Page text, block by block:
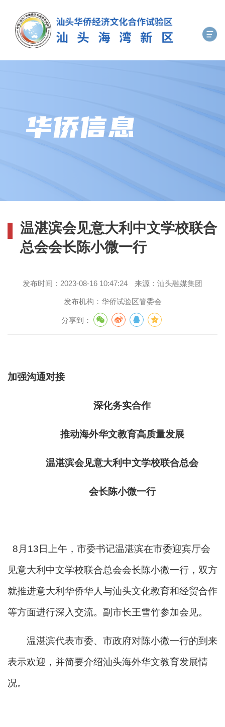
温湛滨会见意大利中文学校联合
总会会长陈小微一行
发布时间： 2023-08-16 10:47:24 来源： 汕头融媒集团
发布机构： 华侨试验区管委会
分享到：
加强沟通对接
深化务实合作
推动海外华文教育高质量发展
温湛滨会见意大利中文学校联合总会
会长陈小微一行
8月13日上午，市委书记温湛滨在市委迎宾厅会
见意大利中文学校联合总会会长陈小微一行，双方
就推进意大利华侨华人与汕头文化教育和经贸合作
等方面进行深入交流。副市长王雪竹参加会见。
温湛滨代表市委、市政府对陈小微一行的到来
表示欢迎，并简要介绍汕头海外华文教育发展情
况。